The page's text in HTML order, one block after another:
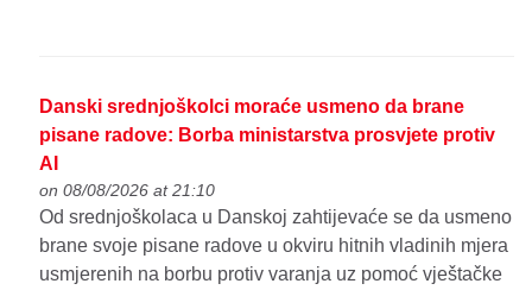
Danski srednjoškolci moraće usmeno da brane
pisane radove: Borba ministarstva prosvjete protiv
AI
on 08/08/2026 at 21:10
Od srednjoškolaca u Danskoj zahtijevaće se da usmeno
brane svoje pisane radove u okviru hitnih vladinih mjera
usmjerenih na borbu protiv varanja uz pomoć vještačke